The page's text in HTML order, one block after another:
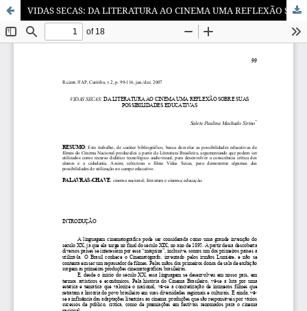
VIDAS SECAS: DA LITERATURA AO CINEMA UMA REFLEXÃO SOBRE SUAS POSSIBILIDADES EDUCATIVAS